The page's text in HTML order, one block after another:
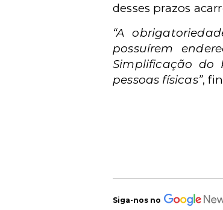
desses prazos
“A
possuírem
Simplificação do
pessoas físicas”,
Siga-nos no